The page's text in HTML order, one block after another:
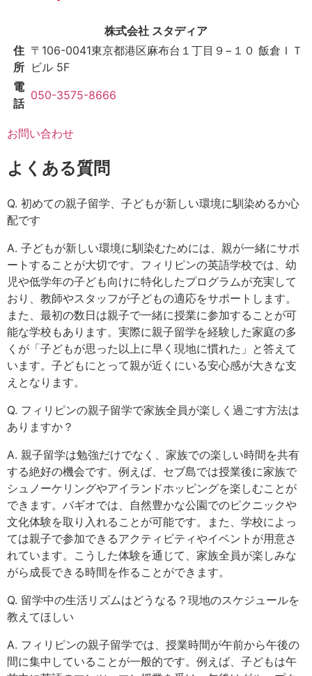
株式会社 スタディア
住
所
〒106-0041東京都港区麻布台１丁目９−１０ 飯倉ＩＴ
ビル 5F
電
話
050-3575-8666
お問い合わせ
よくある質問
Q. 初めての親子留学、子どもが新しい環境に馴染めるか心
配です
A. 子どもが新しい環境に馴染むためには、親が一緒にサポ
ートすることが大切です。フィリピンの英語学校では、幼
児や低学年の子ども向けに特化したプログラムが充実して
おり、教師やスタッフが子どもの適応をサポートします。
また、最初の数日は親子で一緒に授業に参加することが可
能な学校もあります。実際に親子留学を経験した家庭の多
くが「子どもが思った以上に早く現地に慣れた」と答えて
います。子どもにとって親が近くにいる安心感が大きな支
えとなります。
Q. フィリピンの親子留学で家族全員が楽しく過ごす方法は
ありますか？
A. 親子留学は勉強だけでなく、家族での楽しい時間を共有
する絶好の機会です。例えば、セブ島では授業後に家族で
シュノーケリングやアイランドホッピングを楽しむことが
できます。バギオでは、自然豊かな公園でのピクニックや
文化体験を取り入れることが可能です。また、学校によっ
ては親子で参加できるアクティビティやイベントが用意さ
れています。こうした体験を通じて、家族全員が楽しみな
がら成長できる時間を作ることができます。
Q. 留学中の生活リズムはどうなる？現地のスケジュールを
教えてほしい
A. フィリピンの親子留学では、授業時間が午前から午後の
間に集中していることが一般的です。例えば、子どもは午